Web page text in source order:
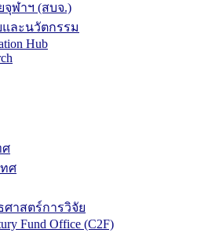
จุฬาฯ (สบจ.)
ละนวัตกรรม
Hub
ศ
ศ
าสตร์การวิจัย
Fund Office (C2F)